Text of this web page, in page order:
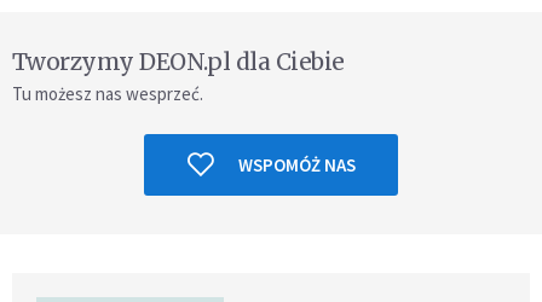
Tworzymy DEON.pl dla Ciebie
Tu możesz nas wesprzeć.
WSPOMÓŻ NAS